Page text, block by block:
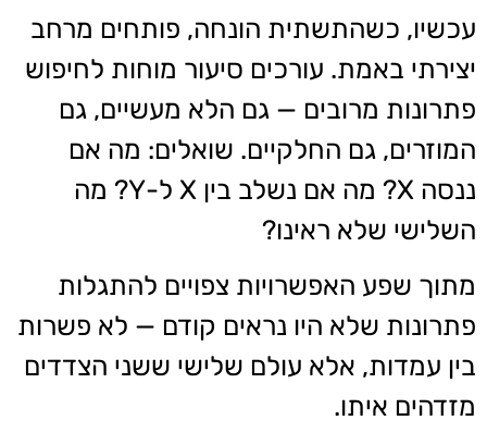
עכשיו, כשהתשתית הונחה, פותחים מרחב
יצירתי באמת. עורכים סיעור מוחות לחיפוש
פתרונות מרובים — גם הלא מעשיים, גם
המוזרים, גם החלקיים. שואלים: מה אם
ננסה X? מה אם נשלב בין X ל-Y? מה
השלישי שלא ראינו?
מתוך שפע האפשרויות צפויים להתגלות
פתרונות שלא היו נראים קודם — לא פשרות
בין עמדות, אלא עולם שלישי ששני הצדדים
מזדהים איתו.